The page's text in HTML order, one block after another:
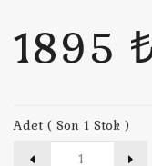
1895
Adet ( Son 1 Stok )